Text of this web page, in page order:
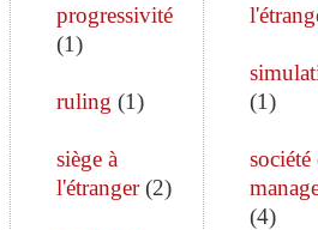
progressivité
(1)
ruling (1)
siège à
l'étranger(2)
(1)
société
(4)